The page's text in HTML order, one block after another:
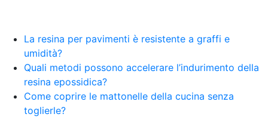
La resina per pavimenti è resistente a graffi e
umidità?
Quali metodi possono accelerare l’indurimento della
resina epossidica?
Come coprire le mattonelle della cucina senza
toglierle?